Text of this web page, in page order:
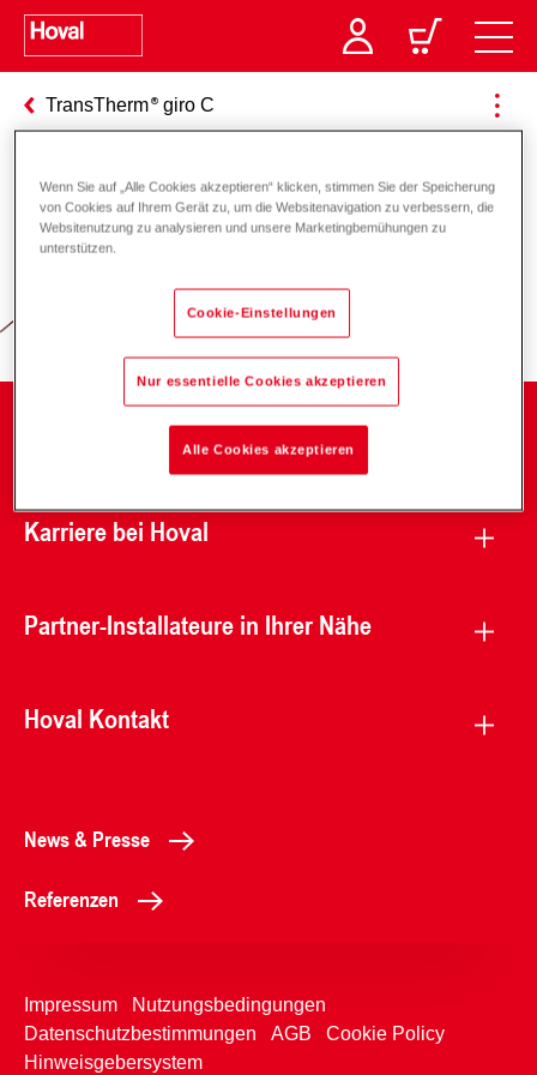
TransTherm giro C
Verantwortung für Energie und
Karriere bei Hoval
Partner-Installateure in Ihrer Nähe
Hoval Kontakt
News & Presse
Referenzen
Impressum
Nutzungsbedingungen
Datenschutzbestimmungen
AGB
Cookie Policy
Hinweisgebersystem
Wenn Sie auf „Alle Cookies akzeptieren“ klicken, stimmen Sie der Speicherung
von Cookies auf Ihrem Gerät zu, um die Websitenavigation zu verbessern, die
Websitenutzung zu analysieren und unsere Marketingbemühungen zu
unterstützen.
Cookie-Einstellungen
Nur essentielle Cookies akzeptieren
Alle Cookies akzeptieren